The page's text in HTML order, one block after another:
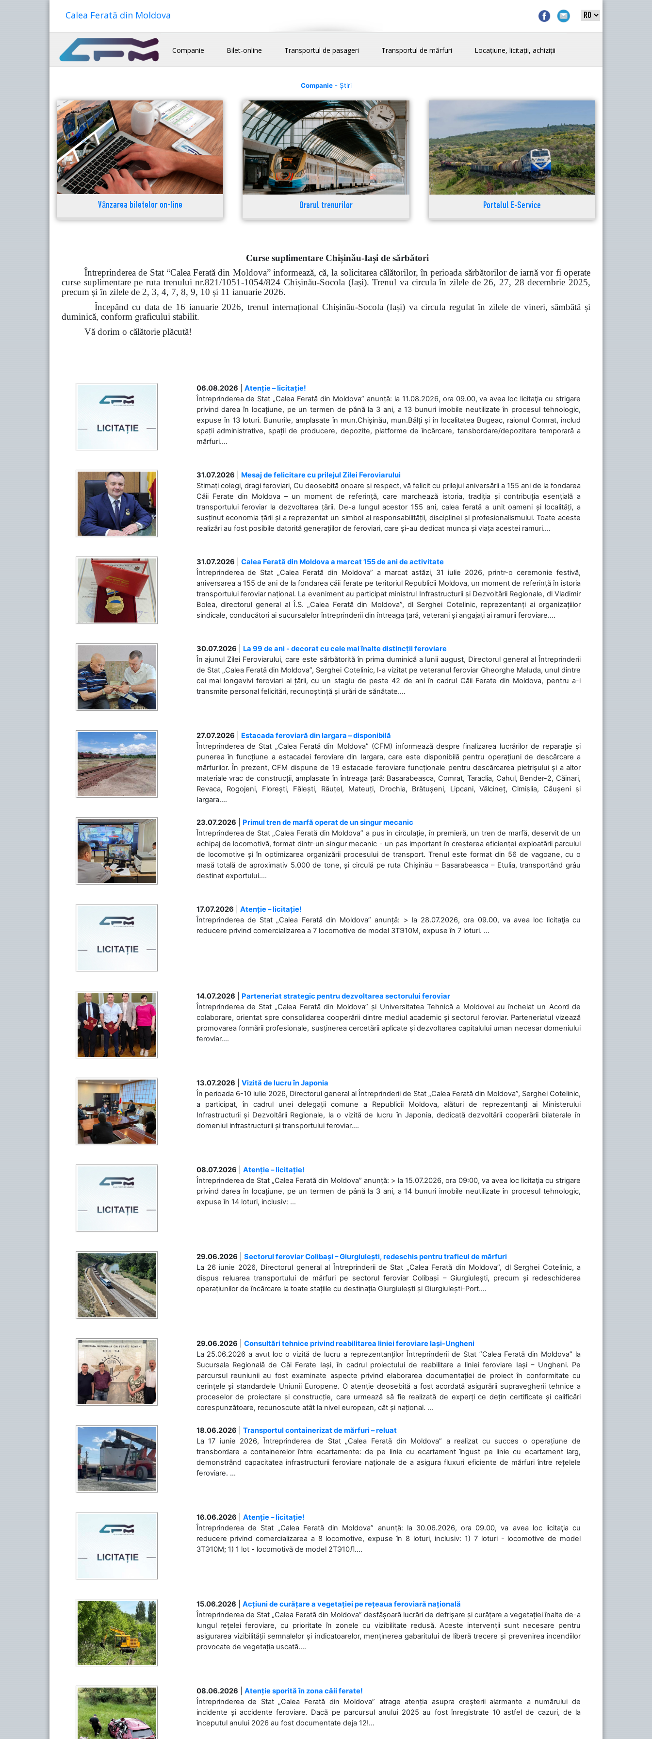
Calea Ferată din Moldova
Companie Bilet-online Transportul de pasageri Transportul de mărfuri Locațiune, licitații, achiziții
Companie- Știri
Vânzarea biletelor on-line Orarul trenurilor Portalul E-Service
Curse suplimentare Chișinău-Iași de sărbători
Întreprinderea de Stat “Calea Ferată din Moldova” informează, că, la solicitarea călătorilor, în perioada sărbătorilor de iarnă vor fi operate
curse suplimentare pe ruta trenului nr.821/1051-1054/824 Chișinău-Socola (Iași). Trenul va circula în zilele de 26, 27, 28 decembrie 2025,
precum și în zilele de 2, 3, 4, 7, 8, 9, 10 și 11 ianuarie 2026.
Începând cu data de 16 ianuarie 2026, trenul internațional Chișinău-Socola (Iași) va circula regulat în zilele de vineri, sâmbătă și
duminică, conform graficului stabilit.
Vă dorim o călătorie plăcută!
06.08.2026
Atenție – licitație!
Întreprinderea de Stat „Calea Ferată din Moldova” anunță: la 11.08.2026, ora 09.00, va avea loc licitaţia cu strigare
privind darea în locațiune, pe un termen de până la 3 ani, a 13 bunuri imobile neutilizate în procesul tehnologic,
expuse în 13 loturi. Bunurile, amplasate în mun.Chișinău, mun.Bălți și în localitatea Bugeac, raionul Comrat, includ
spații administrative, spații de producere, depozite, platforme de încărcare, tansbordare/depozitare temporară a
mărfuri....
31.07.2026
Mesaj de felicitare cu prilejul Zilei Feroviarului
Stimați colegi, dragi feroviari, Cu deosebită onoare și respect, vă felicit cu prilejul aniversării a 155 ani de la fondarea
Căii Ferate din Moldova – un moment de referință, care marchează istoria, tradiția și contribuția esențială a
transportului feroviar la dezvoltarea țării. De-a lungul acestor 155 ani, calea ferată a unit oameni și localități, a
susținut economia țării și a reprezentat un simbol al responsabilității, disciplinei și profesionalismului. Toate aceste
realizări au fost posibile datorită generațiilor de feroviari, care și-au dedicat munca și viața acestei ramuri....
31.07.2026
Calea Ferată din Moldova a marcat 155 de ani de activitate
Întreprinderea de Stat „Calea Ferată din Moldova” a marcat astăzi, 31 iulie 2026, printr-o ceremonie festivă,
aniversarea a 155 de ani de la fondarea căii ferate pe teritoriul Republicii Moldova, un moment de referință în istoria
transportului feroviar național. La eveniment au participat ministrul Infrastructurii și Dezvoltării Regionale, dl Vladimir
Bolea, directorul general al Î.S. „Calea Ferată din Moldova”, dl Serghei Cotelinic, reprezentanți ai organizațiilor
sindicale, conducători ai sucursalelor întreprinderii din întreaga țară, veterani și angajați ai ramurii feroviare....
30.07.2026
La 99 de ani - decorat cu cele mai înalte distincții feroviare
În ajunul Zilei Feroviarului, care este sărbătorită în prima duminică a lunii august, Directorul general al Întreprinderii
de Stat „Calea Ferată din Moldova”, Serghei Cotelinic, l-a vizitat pe veteranul feroviar Gheorghe Maluda, unul dintre
cei mai longevivi feroviari ai țării, cu un stagiu de peste 42 de ani în cadrul Căii Ferate din Moldova, pentru a-i
transmite personal felicitări, recunoștință și urări de sănătate....
27.07.2026
Estacada feroviară din Iargara – disponibilă
Întreprinderea de Stat „Calea Ferată din Moldova” (CFM) informează despre finalizarea lucrărilor de reparație și
punerea în funcțiune a estacadei feroviare din Iargara, care este disponibilă pentru operațiuni de descărcare a
mărfurilor. În prezent, CFM dispune de 19 estacade feroviare funcționale pentru descărcarea pietrișului și a altor
materiale vrac de construcții, amplasate în întreaga țară: Basarabeasca, Comrat, Taraclia, Cahul, Bender-2, Căinari,
Revaca, Rogojeni, Florești, Fălești, Răuțel, Mateuți, Drochia, Brătușeni, Lipcani, Vălcineț, Cimișlia, Căușeni și
Iargara....
23.07.2026
Primul tren de marfă operat de un singur mecanic
Întreprinderea de Stat „Calea Ferată din Moldova” a pus în circulație, în premieră, un tren de marfă, deservit de un
echipaj de locomotivă, format dintr-un singur mecanic - un pas important în creșterea eficienței exploatării parcului
de locomotive și în optimizarea organizării procesului de transport. Trenul este format din 56 de vagoane, cu o
masă totală de aproximativ 5.000 de tone, și circulă pe ruta Chișinău – Basarabeasca – Etulia, transportând grâu
destinat exportului....
17.07.2026
Atenție – licitație!
Întreprinderea de Stat „Calea Ferată din Moldova” anunță: > la 28.07.2026, ora 09.00, va avea loc licitaţia cu
reducere privind comercializarea a 7 locomotive de model 3ТЭ10М, expuse în 7 loturi. ...
14.07.2026
Parteneriat strategic pentru dezvoltarea sectorului feroviar
Întreprinderea de Stat „Calea Ferată din Moldova” și Universitatea Tehnică a Moldovei au încheiat un Acord de
colaborare, orientat spre consolidarea cooperării dintre mediul academic și sectorul feroviar. Parteneriatul vizează
promovarea formării profesionale, susținerea cercetării aplicate și dezvoltarea capitalului uman necesar domeniului
feroviar....
13.07.2026
Vizită de lucru în Japonia
În perioada 6-10 iulie 2026, Directorul general al Întreprinderii de Stat „Calea Ferată din Moldova”, Serghei Cotelinic,
a participat, în cadrul unei delegații comune a Republicii Moldova, alături de reprezentanți ai Ministerului
Infrastructurii și Dezvoltării Regionale, la o vizită de lucru în Japonia, dedicată dezvoltării cooperării bilaterale în
domeniul infrastructurii și transportului feroviar....
08.07.2026
Atenție – licitație!
Întreprinderea de Stat „Calea Ferată din Moldova” anunță: > la 15.07.2026, ora 09:00, va avea loc licitaţia cu strigare
privind darea în locațiune, pe un termen de până la 3 ani, a 14 bunuri imobile neutilizate în procesul tehnologic,
expuse în 14 loturi, inclusiv: ...
29.06.2026
Sectorul feroviar Colibași – Giurgiulești, redeschis pentru traficul de mărfuri
La 26 iunie 2026, Directorul general al Întreprinderii de Stat „Calea Ferată din Moldova”, dl Serghei Cotelinic, a
dispus reluarea transportului de mărfuri pe sectorul feroviar Colibași – Giurgiulești, precum și redeschiderea
operațiunilor de încărcare la toate stațiile cu destinația Giurgiulești și Giurgiulești-Port....
29.06.2026
Consultări tehnice privind reabilitarea liniei feroviare Iași-Ungheni
La 25.06.2026 a avut loc o vizită de lucru a reprezentanților Întreprinderii de Stat ”Calea Ferată din Moldova” la
Sucursala Regională de Căi Ferate Iași, în cadrul proiectului de reabilitare a liniei feroviare Iași – Ungheni. Pe
parcursul reuniunii au fost examinate aspecte privind elaborarea documentației de proiect în conformitate cu
cerințele și standardele Uniunii Europene. O atenție deosebită a fost acordată asigurării supravegherii tehnice a
proceselor de proiectare și construcție, care urmează să fie realizată de experți ce dețin certificate și calificări
corespunzătoare, recunoscute atât la nivel european, cât și național. ...
18.06.2026
Transportul containerizat de mărfuri – reluat
La 17 iunie 2026, Întreprinderea de Stat „Calea Ferată din Moldova” a realizat cu succes o operațiune de
transbordare a containerelor între ecartamente: de pe linie cu ecartament îngust pe linie cu ecartament larg,
demonstrând capacitatea infrastructurii feroviare naționale de a asigura fluxuri eficiente de mărfuri între rețelele
feroviare. ...
16.06.2026
Atenție – licitație!
Întreprinderea de Stat „Calea Ferată din Moldova” anunță: la 30.06.2026, ora 09.00, va avea loc licitaţia cu
reducere privind comercializarea a 8 locomotive, expuse în 8 loturi, inclusiv: 1) 7 loturi - locomotive de model
3ТЭ10М; 1) 1 lot - locomotivă de model 2ТЭ10Л....
15.06.2026
Acțiuni de curățare a vegetației pe rețeaua feroviară națională
Întreprinderea de Stat „Calea Ferată din Moldova” desfășoară lucrări de defrișare și curățare a vegetației înalte de-a
lungul rețelei feroviare, cu prioritate în zonele cu vizibilitate redusă. Aceste intervenții sunt necesare pentru
asigurarea vizibilității semnalelor și indicatoarelor, menținerea gabaritului de liberă trecere și prevenirea incendiilor
provocate de vegetația uscată....
08.06.2026
Atenție sporită în zona căii ferate!
Întreprinderea de Stat „Calea Ferată din Moldova” atrage atenția asupra creșterii alarmante a numărului de
incidente și accidente feroviare. Dacă pe parcursul anului 2025 au fost înregistrate 10 astfel de cazuri, de la
începutul anului 2026 au fost documentate deja 12!...